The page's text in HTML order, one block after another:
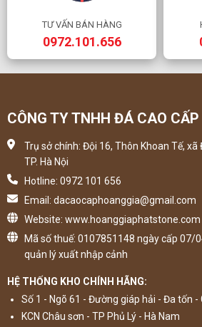
TƯ VẤN BÁN HÀNG
0972.101.656
CÔNG TY TNHH ĐÁ CAO
Trụ sở chính: Đội 16, Thôn Khoan Tế, xã
TP. Hà Nội
Hotline: 0972 101 656
Email: dacaocaphoanggia@gmail.com
Website: www.hoanggiaphatstone.com
Mã số thuế: 0107851148 ngày cấp 07/
quản lý xuất nhập cảnh
HỆ THỐNG KHO CHÍNH HÃNG:
Số 1 - Ngõ 61 - Đường giáp hải - Đa tốn -
KCN Châu sơn - TP Phủ Lý - Hà Nam